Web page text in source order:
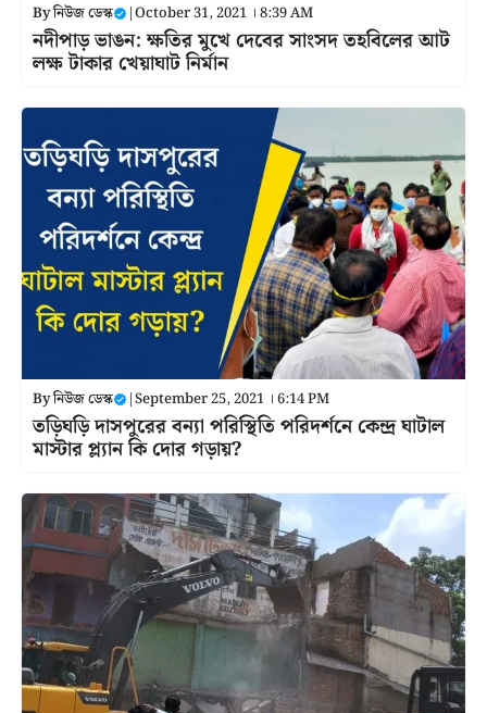
Byনিউজ ডেস্ক |October 31, 2021 । 8:39 AM
নদীপাড় ভাঙন: ক্ষতির মুখে দেবের সাংসদ তহবিলের আট
লক্ষ টাকার খেয়াঘাট নির্মান
Byনিউজ ডেস্ক |September 25, 2021 । 6:14 PM
তড়িঘড়ি দাসপুরের বন্যা পরিস্থিতি পরিদর্শনে কেন্দ্র ঘাটাল
মাস্টার প্ল্যান কি দোর গড়ায়?